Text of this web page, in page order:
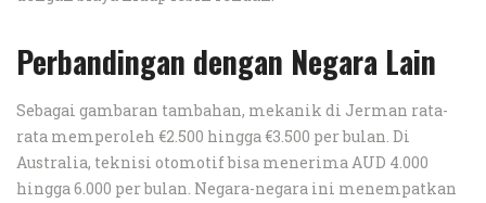
Perbandingan dengan Negara Lain
Sebagai gambaran tambahan, mekanik di Jerman rata-
rata memperoleh €2.500 hingga €3.500 per bulan. Di
Australia, teknisi otomotif bisa menerima AUD 4.000
hingga 6.000 per bulan. Negara-negara ini menempatkan